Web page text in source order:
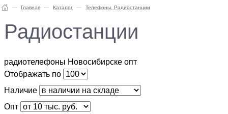
Главная Каталог Телефоны, Радиостанции
Радиостанции
радиотелефоны Новосибирске опт
Отображать по
Наличие
Опт